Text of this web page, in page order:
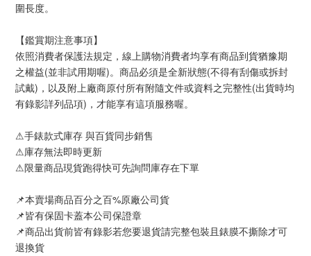
圍長度。
【鑑賞期注意事項】
依照消費者保護法規定，線上購物消費者均享有商品到貨猶豫期
之權益(並非試用期喔)。商品必須是全新狀態(不得有刮傷或拆封
試戴)，以及附上廠商原付所有附隨文件或資料之完整性(出貨時均
有錄影詳列品項)，才能享有這項服務喔。
⚠手錶款式庫存 與百貨同步銷售
⚠庫存無法即時更新
⚠限量商品現貨跑得快可先詢問庫存在下單
📌本賣場商品百分之百%原廠公司貨
📌皆有保固卡蓋本公司保證章
📌商品出貨前皆有錄影若您要退貨請完整包裝且錶膜不撕除才可
退換貨